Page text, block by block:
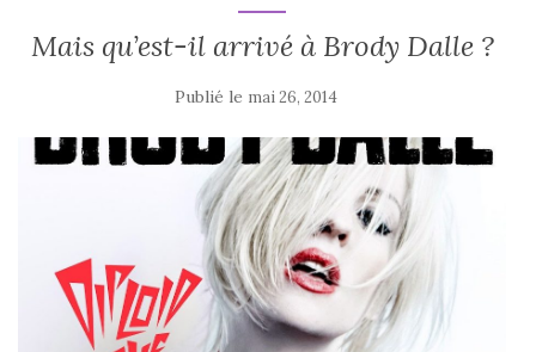
Mais qu’est-il arrivé à Brody Dalle ?
Publié le mai 26, 2014